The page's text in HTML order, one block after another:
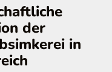
der
in